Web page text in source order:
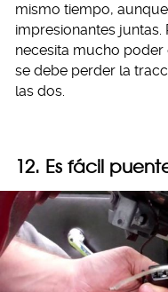
mismo tiempo,
impresionantes
necesita mucho
se debe perder la
las dos.
12. Es fácil